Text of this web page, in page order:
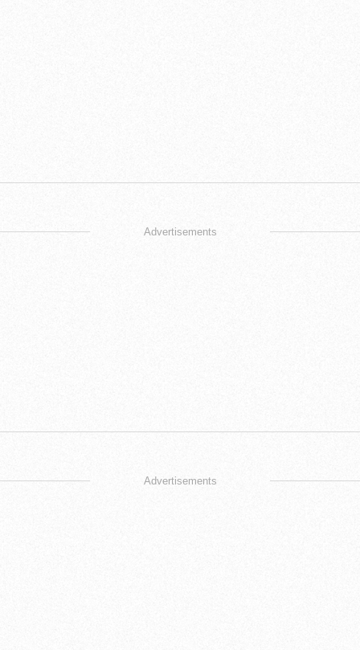
Advertisements
Advertisements